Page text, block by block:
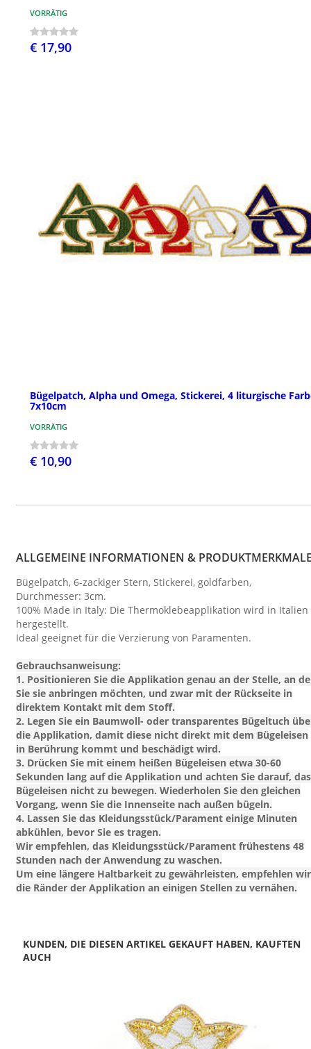
VORRÄTIG
€ 17,90
Bügelpatch, Alpha und Omega, Stickerei, 4 liturgische
7x10cm
VORRÄTIG
€ 10,90
ALLGEMEINE INFORMATIONEN &
Bügelpatch, 6-zackiger Stern, Stickerei, goldfarben,
Durchmesser: 3cm.
100% Made in Italy: Die Thermoklebeapplikation wird in Italien
hergestellt.
Ideal geeignet für die Verzierung von Paramenten.
Gebrauchsanweisung:
1. Positionieren Sie die Applikation genau an der Stelle, an
Sie sie anbringen möchten, und zwar mit der Rückseite in
direktem Kontakt mit dem Stoff.
2. Legen Sie ein Baumwoll- oder transparentes Bügeltuch
die Applikation, damit diese nicht direkt mit dem Bügeleisen
in Berührung kommt und beschädigt wird.
3. Drücken Sie mit einem heißen Bügeleisen etwa 30-60
Sekunden lang auf die Applikation und achten Sie darauf, das
Bügeleisen nicht zu bewegen. Wiederholen Sie den gleichen
Vorgang, wenn Sie die Innenseite nach außen bügeln.
4. Lassen Sie das Kleidungsstück/Parament einige Minuten
abkühlen, bevor Sie es tragen.
Wir empfehlen, das Kleidungsstück/Parament frühestens 48
Stunden nach der Anwendung zu waschen.
Um eine längere Haltbarkeit zu gewährleisten, empfehlen
die Ränder der Applikation an einigen Stellen zu vernähen.
KUNDEN, DIE DIESEN ARTIKEL GEKAUFT HABEN, KAUFTEN
AUCH